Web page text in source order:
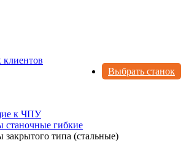
Выбрать станок
к ЧПУ
станочные гибкие
закрытого типа (стальные)